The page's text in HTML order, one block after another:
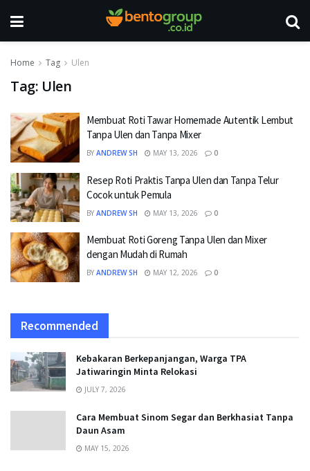
Home Tag Ulen
Tag: Ulen
Membuat Roti Tawar Homemade Autentik Lembut
Tanpa Ulen dan Tanpa Mixer
BY ANDREW SH MAY 13, 2026 0
Resep Roti Praktis Tanpa Ulen dan Tanpa Telur
Cocok untuk Pemula
BY ANDREW SH MAY 13, 2026 0
Membuat Roti Goreng Tanpa Ulen dan Mixer
dengan Mudah di Rumah
BY ANDREW SH MAY 12, 2026 0
Recommended
Kebakaran Berkepanjangan, Warga TPA
Jatiwaringin Minta Relokasi
JULY 7, 2026
Cara Membuat Sinom Segar dan Berkhasiat Tanpa
Daun Asam
MAY 15, 2026